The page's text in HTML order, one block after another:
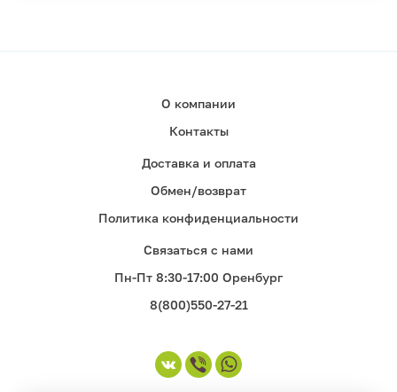
О компании
Контакты
Доставка и оплата
Обмен/возврат
Политика конфиденциальности
Связаться с нами
Пн-Пт 8:30-17:00 Оренбург
8(800)550-27-21